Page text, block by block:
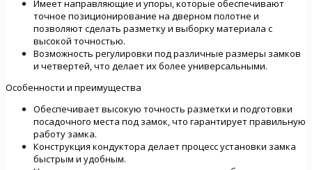
Имеет направляющие и упоры, которые обеспечивают
точное позиционирование на дверном полотне и
позволяют сделать разметку и выборку материала с
высокой точностью.
Возможность регулировки под различные размеры замков
и четвертей, что делает их более универсальными.
Особенности и преимущества
Обеспечивает высокую точность разметки и подготовки
посадочного места под замок, что гарантирует правильную
работу замка.
Конструкция кондуктора делает процесс установки замка
быстрым и удобным.